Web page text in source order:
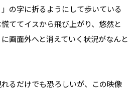
の字に折るようにして歩いている
ててイスから飛び上がり、悠然と
画面外へと消えていく状況がなんと
るだけでも恐ろしいが、この映像